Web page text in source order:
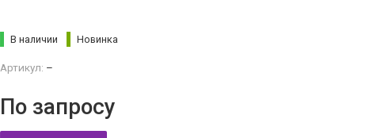
В наличии Новинка
Артикул: –
По запросу